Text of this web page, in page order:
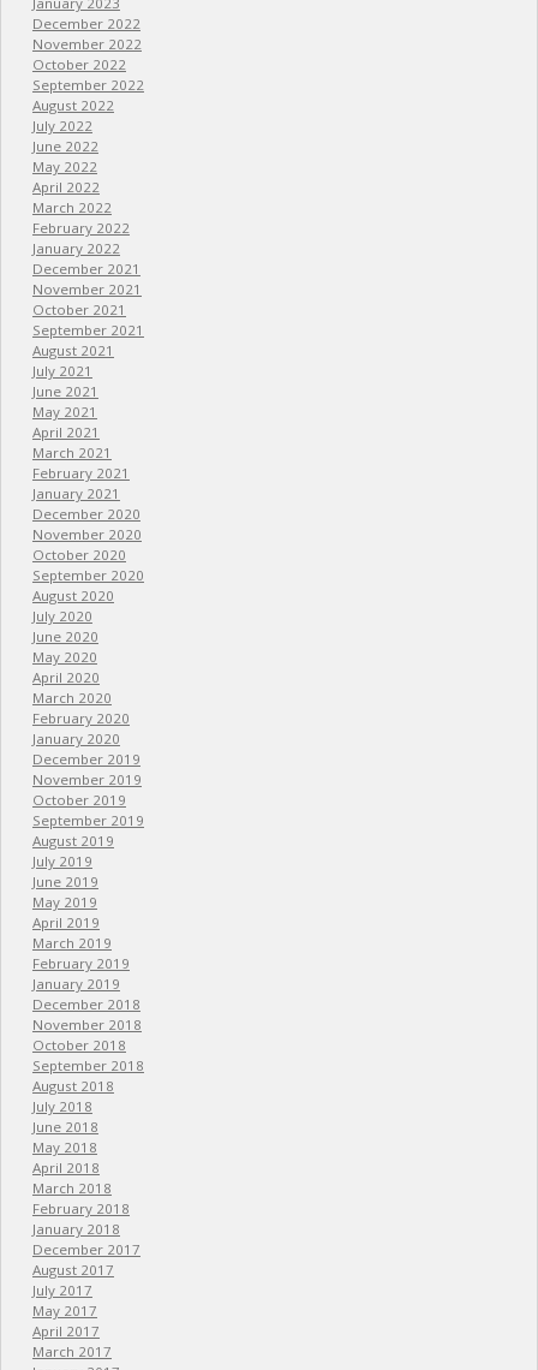
December 2022
November 2022
October 2022
September 2022
August 2022
July 2022
June 2022
May 2022
April 2022
March 2022
February 2022
January 2022
December 2021
November 2021
October 2021
September 2021
August 2021
July 2021
June 2021
May 2021
April 2021
March 2021
February 2021
January 2021
December 2020
November 2020
October 2020
September 2020
August 2020
July 2020
June 2020
May 2020
April 2020
March 2020
February 2020
January 2020
December 2019
November 2019
October 2019
September 2019
August 2019
July 2019
June 2019
May 2019
April 2019
March 2019
February 2019
January 2019
December 2018
November 2018
October 2018
September 2018
August 2018
July 2018
June 2018
May 2018
April 2018
March 2018
February 2018
January 2018
December 2017
August 2017
July 2017
May 2017
April 2017
March 2017